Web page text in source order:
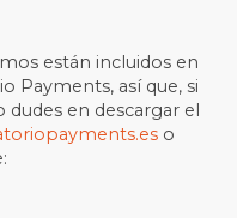
están incluidos en
Payments, así que, si
dudes en descargar el
o